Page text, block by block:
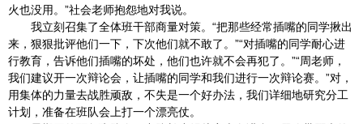
火也没用。”社会老师抱怨地对我说。
我立刻召集了全体班干部商量对策。“把那些经常插嘴的同学揪出
来，狠狠批评他们一下，下次他们就不敢了。”“对插嘴的同学耐心进
行教育，告诉他们插嘴的坏处，他们也许就不会再犯了。”“周老师，
我们建议开一次辩论会，让插嘴的同学和我们进行一次辩论赛。”对，
用集体的力量去战胜顽敌，不失是一个好办法，我们详细地研究分工
计划，准备在班队会上打一个漂亮仗。